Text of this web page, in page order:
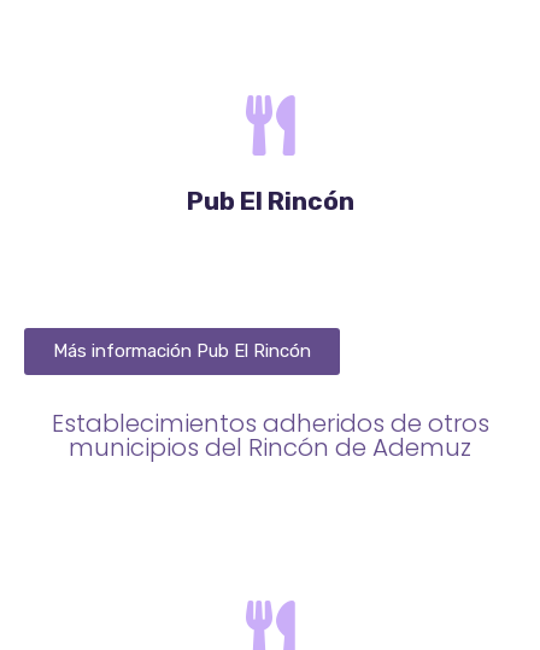
Pub El Rincón
Más información Pub El Rincón
Establecimientos adheridos de otros
municipios del Rincón de Ademuz